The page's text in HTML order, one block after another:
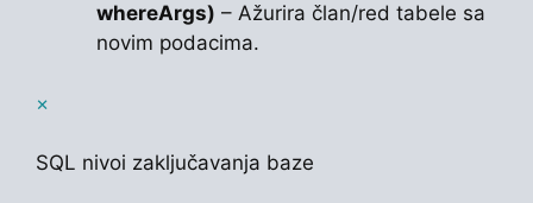
whereArgs) – Ažurira član/red tabele sa
novim podacima.
×
SQL nivoi zaključavanja baze